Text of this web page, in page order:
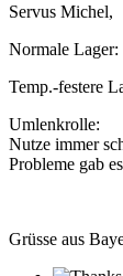
Servus Michel,
Normale
Temp.-festere
Umlenkrolle:
Nutze immer
Probleme gab
Grüsse aus